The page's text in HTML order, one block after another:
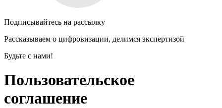
Подписывайтесь на рассылку
Рассказываем о цифровизации, делимся экспертизой
Будьте с нами!
Пользовательское
соглашение